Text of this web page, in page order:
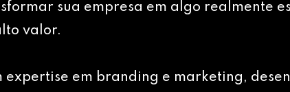
sua empresa em algo realmente
valor.
expertise em branding e marketing,